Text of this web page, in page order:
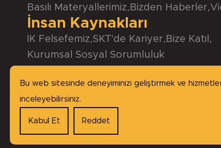
Basılı Materyallerimiz, Bizden Haberler,
İnsan Kaynakları
İK Felsefemiz,SKT'de Kariyer, Bize Katıl ,
Kurumsal Sosyal Sorumluluk
Copyright © 2026 SKT Yağ Keçeleri, tüm
Bu web sitesinde deneyiminizi geliştirmek ve
inceleyebilirsiniz.
Kabul Et Reddet